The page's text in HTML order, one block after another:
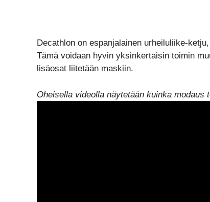
Decathlon on espanjalainen urheiluliike-
Tämä voidaan hyvin yksinkertaisin toimin
lisäosat liitetään maskiin.
Oheisella videolla näytetään kuinka modaus